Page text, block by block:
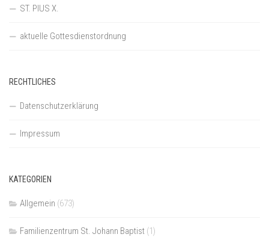
ST. PIUS X.
aktuelle Gottesdienstordnung
RECHTLICHES
Datenschutzerklärung
Impressum
KATEGORIEN
Allgemein (673)
Familienzentrum St. Johann Baptist (1)